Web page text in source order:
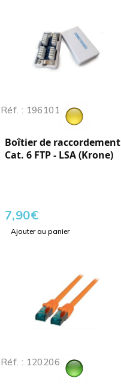
Réf. : 196101
Boîtier de raccordement
Cat. 6 FTP - LSA (Krone)
7,90€
Ajouter au panier
Réf. : 120206